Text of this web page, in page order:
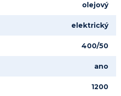
olejový
elektrický
400/50
ano
1200